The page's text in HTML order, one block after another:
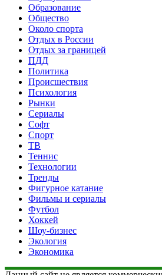
Образование
Общество
Около спорта
Отдых в России
Отдых за границей
ПДД
Политика
Происшествия
Психология
Рынки
Сериалы
Софт
Спорт
ТВ
Теннис
Технологии
Тренды
Фигурное катание
Фильмы и сериалы
Футбол
Хоккей
Шоу-бизнес
Экология
Экономика